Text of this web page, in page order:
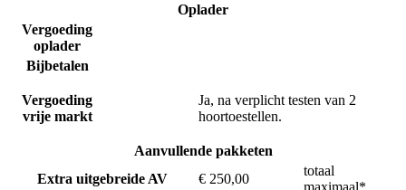
Oplader
Vergoeding
oplader
Bijbetalen
Vergoeding
vrije markt
Ja, na verplicht testen van 2
hoortoestellen.
Aanvullende pakketen
Extra uitgebreide AV
€ 250,00
totaal
maximaal*